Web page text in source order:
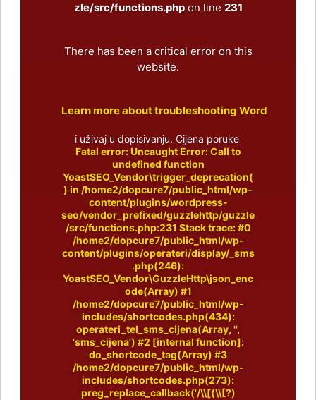
zle/src/functions.phpon line 231
There has been a critical error on this
website.
Learn more about troubleshooting WordPress.
i uživaj u dopisivanju. Cijena poruke
Fatal error: Uncaught Error: Call to
undefined function
YoastSEO_Vendor\trigger_deprecation(
) in /home2/dopcure7/public_html/wp-
content/plugins/wordpress-
seo/vendor_prefixed/guzzlehttp/guzzle
/src/functions.php:231 Stack trace: #0
/home2/dopcure7/public_html/wp-
content/plugins/operateri/display/_sms
.php(246):
YoastSEO_Vendor\GuzzleHttp\json_enc
ode(Array) #1
/home2/dopcure7/public_html/wp-
includes/shortcodes.php(434):
operateri_tel_sms_cijena(Array, '',
'sms_cijena') #2 [internal function]:
do_shortcode_tag(Array) #3
/home2/dopcure7/public_html/wp-
includes/shortcodes.php(273):
preg_replace_callback('/\\[(\\[?)